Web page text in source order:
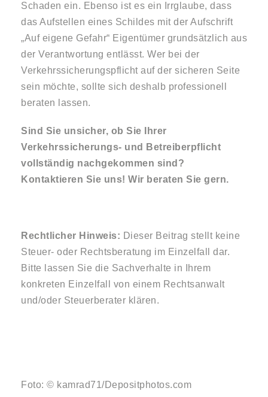
Schaden ein. Ebenso ist es ein Irrglaube, dass
das Aufstellen eines Schildes mit der Aufschrift
„Auf eigene Gefahr“ Eigentümer grundsätzlich aus
der Verantwortung entlässt. Wer bei der
Verkehrssicherungspflicht auf der sicheren Seite
sein möchte, sollte sich deshalb professionell
beraten lassen.
Sind Sie unsicher, ob Sie Ihrer
Verkehrssicherungs- und Betreiberpflicht
vollständig nachgekommen sind?
Kontaktieren Sie uns! Wir beraten Sie gern.
Rechtlicher Hinweis: Dieser Beitrag stellt keine
Steuer- oder Rechtsberatung im Einzelfall dar.
Bitte lassen Sie die Sachverhalte in Ihrem
konkreten Einzelfall von einem Rechtsanwalt
und/oder Steuerberater klären.
Foto: © kamrad71/Depositphotos.com